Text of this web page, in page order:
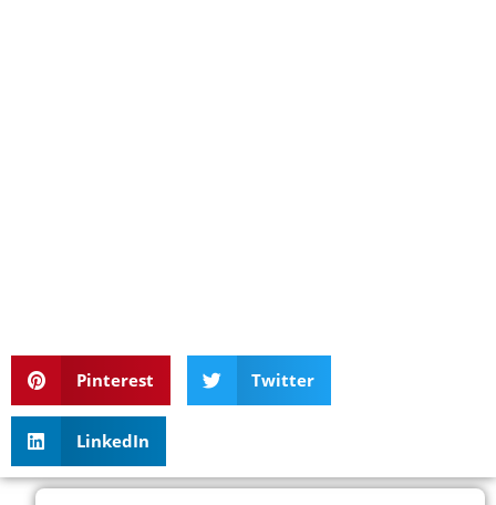
Pinterest Twitter
LinkedIn